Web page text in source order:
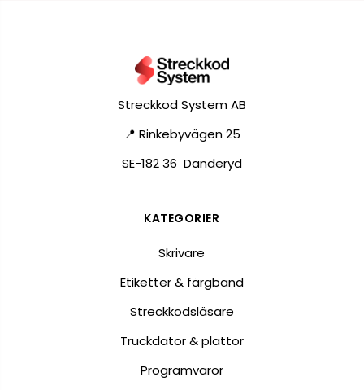
Streckkod System AB
📍 Rinkebyvägen 25
SE-182 36 Danderyd
KATEGORIER
Skrivare
Etiketter & färgband
Streckkodsläsare
Truckdator & plattor
Programvaror